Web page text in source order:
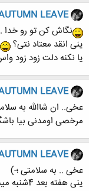
LEAVE
نگاش کن تو رو خدا
ینی انقد معتاد نتی؟
یا نکنه دلت زود زود
LEAVE
عخی.. ان شاالله به
مرخصی اومدنی بیا
LEAVE
عخی .. به سلامتی ؛-)
ینی هفته بعد 4شنبه میشه؟